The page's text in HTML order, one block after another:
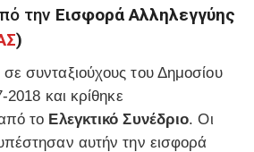
την Εισφορά Αλληλεγγύης
)
συνταξιούχους του Δημοσίου
2018 και κρίθηκε
το Ελεγκτικό Συνέδριο. Οι
αυτήν την εισφορά